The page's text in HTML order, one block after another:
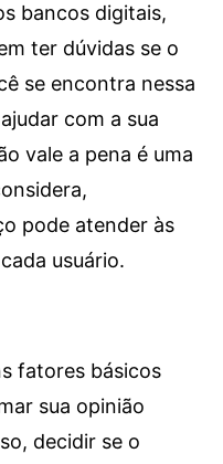
bancos digitais,
ter dúvidas se o
se encontra nessa
com a sua
vale a pena é uma
pode atender às
usuário.
fatores básicos
sua opinião
decidir se o